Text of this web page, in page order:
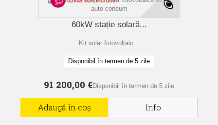
60kW stație solară...
Kit solar fotovoltaic...
Disponibil în termen de 5 zile
91 200,00 €Disponibil în termen de 5 zile
Adaugă în coș Info